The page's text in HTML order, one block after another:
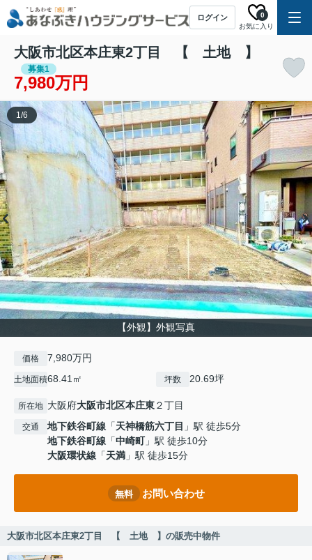
ログイン
お気に入り
0
大阪市北区本庄東2丁目 【 土地 】
募集1
7,980万円
【外観】外観写真
1/6
価格 7,980万円
土地面積68.41㎡ 坪数 20.69坪
所在地 大阪府大阪市北区本庄東２丁目
交通 地下鉄谷町線 「天神橋筋六丁目 」駅 徒歩5分
地下鉄谷町線 「中崎町」駅 徒歩10分
大阪環状線 「天満 」駅 徒歩15分
無料 お問い合わせ
大阪市北区本庄東2丁目 【 土地 】の販売中物件